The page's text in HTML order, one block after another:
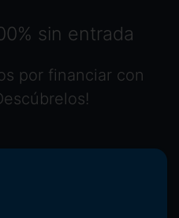
sin entrada
por financiar con